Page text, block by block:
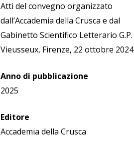
Atti del convegno organizzato
dall’Accademia della Crusca e dal
Gabinetto Scientifico Letterario G.P.
Vieusseux, Firenze, 22 ottobre 2024
Anno di pubblicazione
2025
Editore
Accademia della Crusca